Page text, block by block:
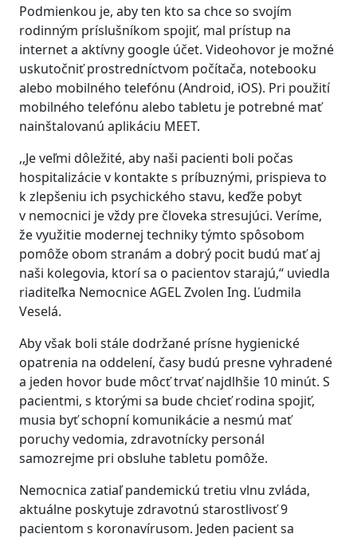
Podmienkou je, aby ten kto sa chce so svojím
rodinným príslušníkom spojiť, mal prístup na
internet a aktívny google účet. Videohovor je možné
uskutočniť prostredníctvom počítača, notebooku
alebo mobilného telefónu (Android, iOS). Pri použití
mobilného telefónu alebo tabletu je potrebné mať
nainštalovanú aplikáciu MEET.
,,Je veľmi dôležité, aby naši pacienti boli počas
hospitalizácie v kontakte s príbuznými, prispieva to
k zlepšeniu ich psychického stavu, keďže pobyt
v nemocnici je vždy pre človeka stresujúci. Veríme,
že využitie modernej techniky týmto spôsobom
pomôže obom stranám a dobrý pocit budú mať aj
naši kolegovia, ktorí sa o pacientov starajú,“ uviedla
riaditeľka Nemocnice AGEL Zvolen Ing. Ľudmila
Veselá.
Aby však boli stále dodržané prísne hygienické
opatrenia na oddelení, časy budú presne vyhradené
a jeden hovor bude môcť trvať najdlhšie 10 minút. S
pacientmi, s ktorými sa bude chcieť rodina spojiť,
musia byť schopní komunikácie a nesmú mať
poruchy vedomia, zdravotnícky personál
samozrejme pri obsluhe tabletu pomôže.
Nemocnica zatiaľ pandemickú tretiu vlnu zvláda,
aktuálne poskytuje zdravotnú starostlivosť 9
pacientom s koronavírusom. Jeden pacient sa